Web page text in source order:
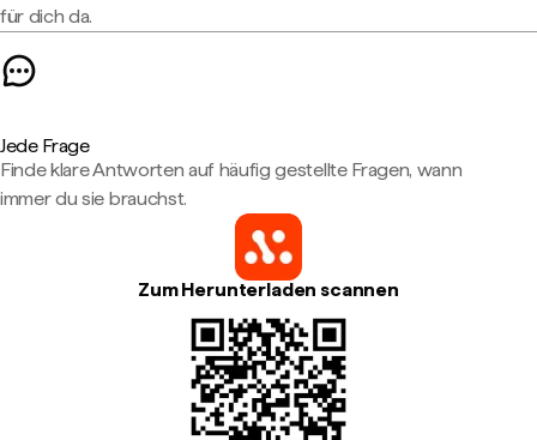
für dich da.
Jede Frage
Finde klare Antworten auf häufig gestellte Fragen, wann
immer du sie brauchst.
Zum Herunterladen scannen